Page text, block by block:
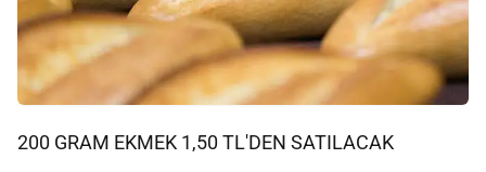
200 GRAM EKMEK 1,50 TL'DEN SATILACAK